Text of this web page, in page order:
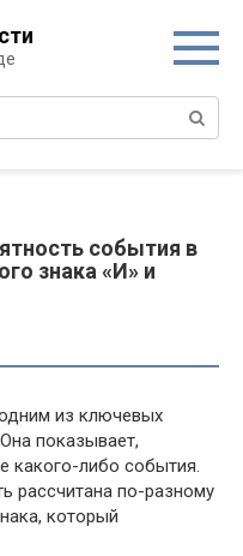
события в
знака «И» и
из ключевых
показывает,
какого-либо события.
рассчитана по-разному
который